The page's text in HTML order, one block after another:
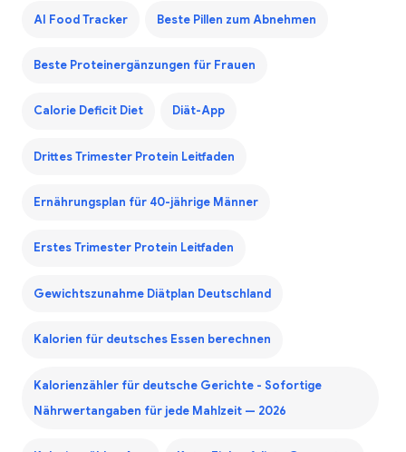
AI Food Tracker Beste Pillen zum Abnehmen
Beste Proteinergänzungen für Frauen
Calorie Deficit Diet Diät-App
Drittes Trimester Protein Leitfaden
Ernährungsplan für 40-jährige Männer
Erstes Trimester Protein Leitfaden
Gewichtszunahme Diätplan Deutschland
Kalorien für deutsches Essen berechnen
Kalorienzähler für deutsche Gerichte - Sofortige
Nährwertangaben für jede Mahlzeit — 2026